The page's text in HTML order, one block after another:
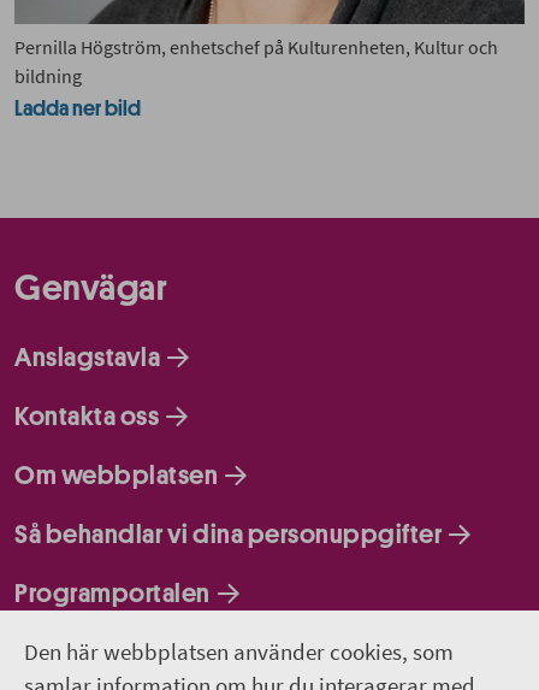
Den här webbplatsen använder cookies, som
Pernilla Högström, enhetschef på Kulturenheten, Kultur och
bildning
Ladda ner bild
Genvägar
Anslagstavla
Kontakta oss
Om webbplatsen
Så behandlar vi dina personuppgifter
Programportalen
Följ oss